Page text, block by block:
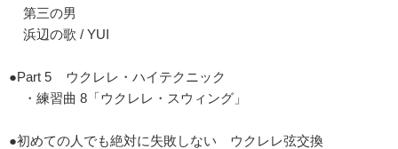
第三の男
浜辺の歌 / YUI
●Part 5 ウクレレ・ハイテクニック
・練習曲 8「ウクレレ・スウィング」
●初めての人でも絶対に失敗しない ウクレレ弦交換